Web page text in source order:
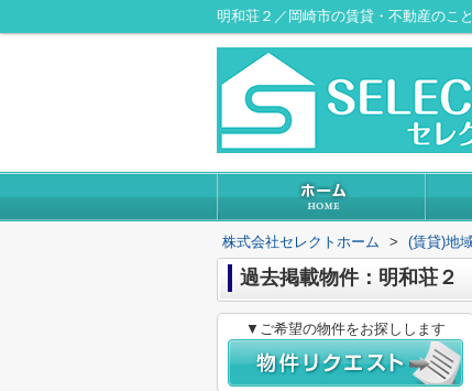
明和荘２／岡崎市の賃貸・不動産のこ
株式会社セレクトホーム > (賃貸)地
過去掲載物件：明和荘２
▼ご希望の物件をお探しします